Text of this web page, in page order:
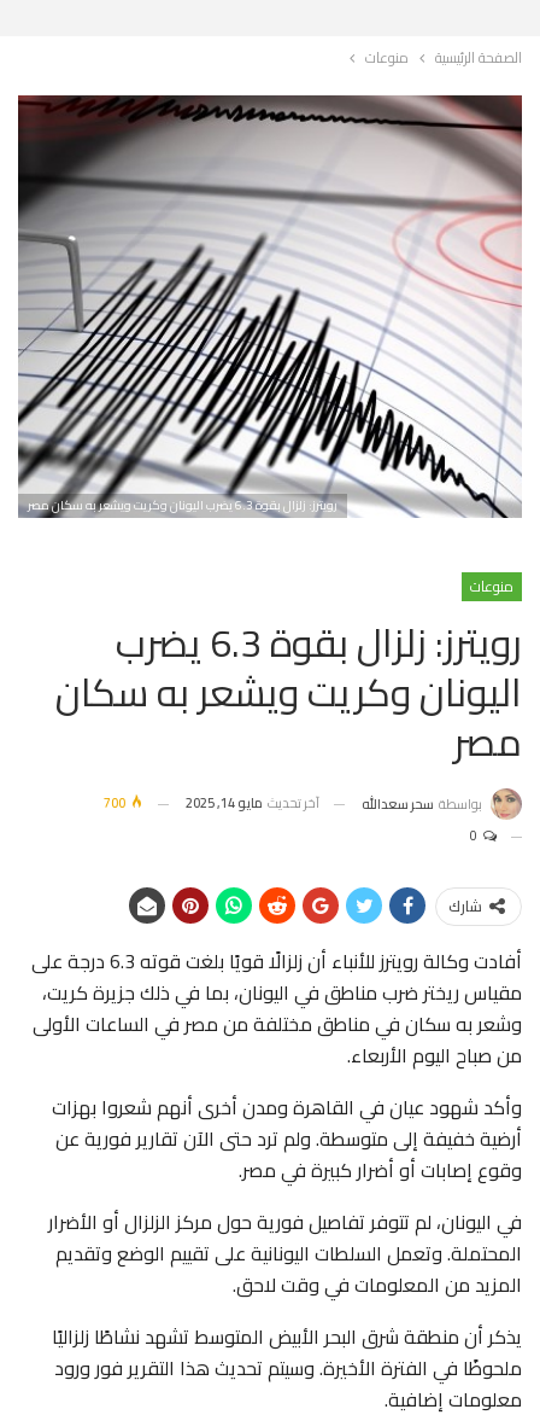
الصفحة الرئيسية منوعات
رويترز: زلزال بقوة 6.3 يضرب اليونان وكريت ويشعر به سكان مصر
منوعات
رويترز: زلزال بقوة 6.3 يضرب
اليونان وكريت ويشعر به سكان
مصر
بواسطة سحر سعدالله آخر تحديث مايو 14, 2025
شارك
أفادت وكالة رويترز للأنباء أن زلزالًا قويًا بلغت قوته 6.3 درجة على
مقياس ريختر ضرب مناطق في اليونان، بما في ذلك جزيرة كريت،
وشعر به سكان في مناطق مختلفة من مصر في الساعات الأولى
من صباح اليوم الأربعاء.
وأكد شهود عيان في القاهرة ومدن أخرى أنهم شعروا بهزات
أرضية خفيفة إلى متوسطة. ولم ترد حتى الآن تقارير فورية عن
وقوع إصابات أو أضرار كبيرة في مصر.
في اليونان، لم تتوفر تفاصيل فورية حول مركز الزلزال أو الأضرار
المحتملة. وتعمل السلطات اليونانية على تقييم الوضع وتقديم
المزيد من المعلومات في وقت لاحق.
يذكر أن منطقة شرق البحر الأبيض المتوسط تشهد نشاطًا زلزاليًا
ملحوظًا في الفترة الأخيرة. وسيتم تحديث هذا التقرير فور ورود
معلومات إضافية.